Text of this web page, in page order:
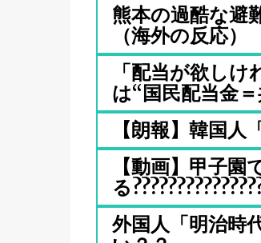
熊本の過酷な避
（海外の反応）
「配当が欲し
は“国民配当金
【朗報】韓国人
【動画】甲子
る
外国人「明治時